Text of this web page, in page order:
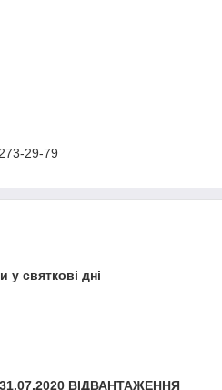
29-79
у святкові дні
ВІДВАНТАЖЕННЯ